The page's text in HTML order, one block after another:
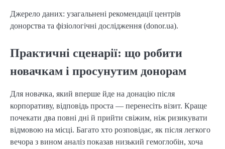
Джерело даних: узагальнені рекомендації центрів
донорства та фізіологічні дослідження (donor.ua).
Практичні сценарії: що робити
новачкам і просунутим донорам
Для новачка, який вперше йде на донацію після
корпоративу, відповідь проста — перенесіть візит. Краще
почекати два повні дні й прийти свіжим, ніж ризикувати
відмовою на місці. Багато хто розповідає, як після легкого
вечора з вином аналіз показав низький гемоглобін, хоча